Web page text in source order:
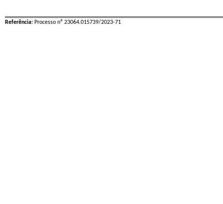
Referência: Processo nº 23064.015739/2023-71